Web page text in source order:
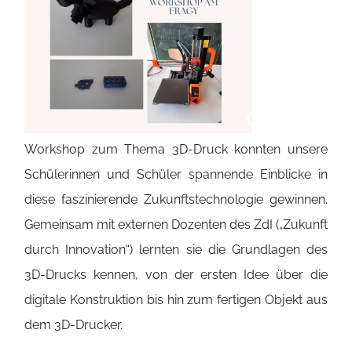
Workshop zum Thema 3D-Druck konnten unsere
Schülerinnen und Schüler spannende Einblicke in
diese faszinierende Zukunftstechnologie gewinnen.
Gemeinsam mit externen Dozenten des ZdI („Zukunft
durch Innovation“) lernten sie die Grundlagen des
3D-Drucks kennen, von der ersten Idee über die
digitale Konstruktion bis hin zum fertigen Objekt aus
dem 3D-Drucker.